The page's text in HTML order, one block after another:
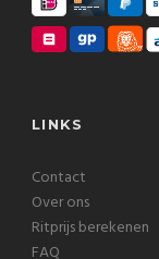
LINKS
Contact
Over ons
Ritprijs berekenen
FAQ